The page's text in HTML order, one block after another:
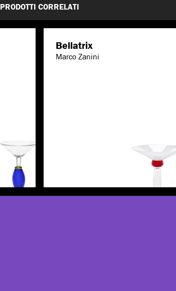
PRODOTTI CORRELATI
Bellatrix
Marco Zanini